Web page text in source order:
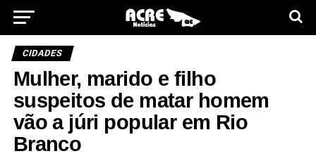
CIDADES
Mulher, marido e filho
suspeitos de matar homem
vão a júri popular em Rio
Branco